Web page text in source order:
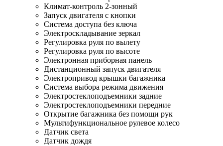
Климат-контроль 2-зонный
Запуск двигателя с кнопки
Система доступа без ключа
Электроскладывание зеркал
Регулировка руля по вылету
Регулировка руля по высоте
Электронная приборная панель
Дистанционный запуск двигателя
Электропривод крышки багажника
Система выбора режима движения
Электростеклоподъемники задние
Электростеклоподъемники передние
Открытие багажника без помощи рук
Мультифункциональное рулевое колесо
Датчик света
Датчик дождя